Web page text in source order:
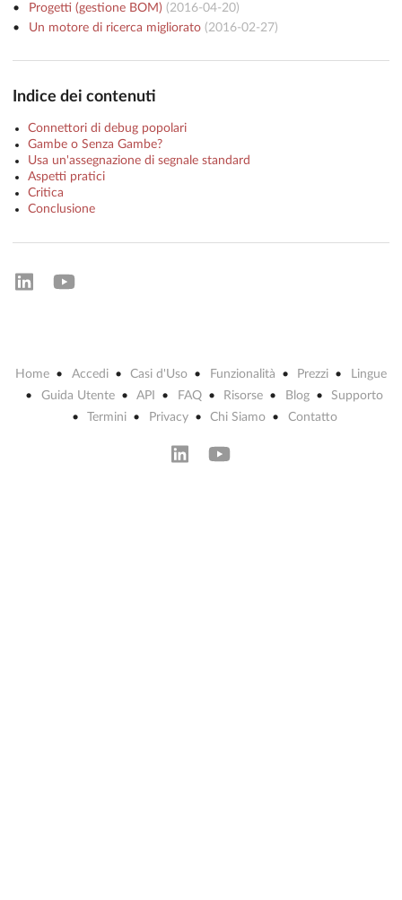
Progetti (gestione BOM) (2016-04-20)
Un motore di ricerca migliorato(2016-02-27)
Indice dei contenuti
Connettori di debug popolari
Gambe o Senza Gambe?
Usa un'assegnazione di segnale standard
Aspetti pratici
Critica
Conclusione
Home Accedi Casi d'Uso Funzionalità Prezzi
Lingue
Guida Utente
API FAQ Risorse Blog
Supporto
Termini
Privacy Chi Siamo Contatto